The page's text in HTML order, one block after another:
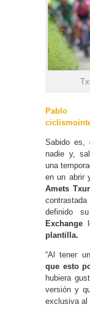
Pablo
Sabido es,
nadie y,
una
en un abrir
Amets
definido
Exchange
plantilla.
“Al tener
que esto
hubiera
versión y
exclusiva al